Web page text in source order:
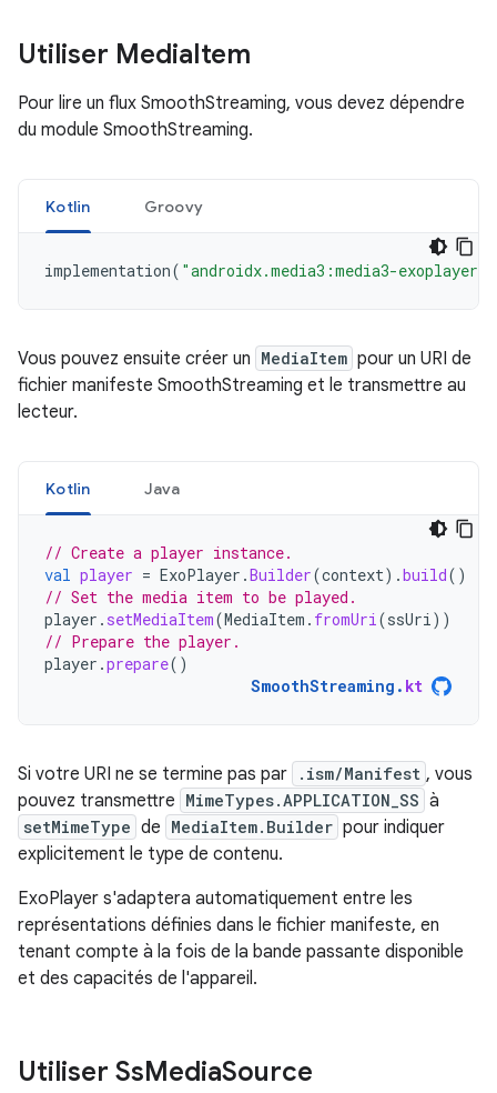
Utiliser MediaItem
Pour lire un flux SmoothStreaming, vous devez dépendre
du module SmoothStreaming.
Kotlin Groovy
implementation( "androidx.media3:media3-exoplayer-
Vous pouvez ensuite créer un MediaItem pour un URI de
fichier manifeste SmoothStreaming et le transmettre au
lecteur.
Kotlin Java
// Create a player instance.
val player = ExoPlayer .Builder(context).build()
// Set the media item to be played.
player . setMediaItem(MediaItem . fromUri(ssUri))
// Prepare the player.
player .prepare()
SmoothStreaming . kt
Si votre URI ne se termine pas par .ism/Manifest , vous
pouvez transmettre MimeTypes.APPLICATION_SS à
setMimeType de MediaItem.Builder pour indiquer
explicitement le type de contenu.
ExoPlayer s'adaptera automatiquement entre les
représentations définies dans le fichier manifeste, en
tenant compte à la fois de la bande passante disponible
et des capacités de l'appareil.
Utiliser SsMediaSource